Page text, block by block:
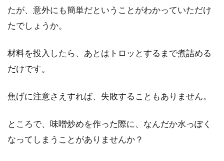
たが、意外にも簡単だということがわかっていただけ
たでしょうか。
材料を投入したら、あとはトロッとするまで煮詰める
だけです。
焦げに注意さえすれば、失敗することもありません。
ところで、味噌炒めを作った際に、なんだか水っぽく
なってしまうことがありませんか？